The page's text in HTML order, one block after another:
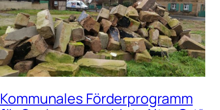
Kommunales Förderprogramm